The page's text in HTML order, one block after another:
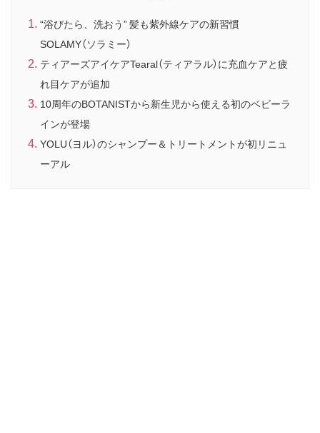
“浴びたら、洗おう” 髪も紫外線ケアの新習慣
SOLAMY（ソラミー）
ティアーズアイケアTearal（ティアラル）に充血ケアと疲
れ目ケアが追加
10周年のBOTANISTから新生児から使える初のベビーラ
インが登場
YOLU（ヨル）のシャンプー＆トリートメントが初リニュ
ーアル